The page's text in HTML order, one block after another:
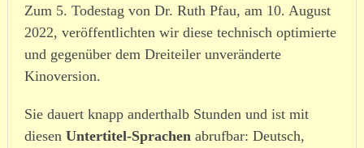
Zum 5. Todestag von Dr. Ruth Pfau, am 10. August
2022, veröffentlichten wir diese technisch optimierte
und gegenüber dem Dreiteiler unveränderte
Kinoversion.
Sie dauert knapp anderthalb Stunden und ist mit
diesen Untertitel-Sprachen abrufbar: Deutsch,